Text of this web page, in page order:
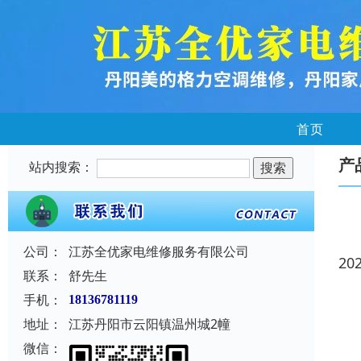
首页
站内搜索：
公司：
江苏全优家电维修服务有限公司
联系：
舒先生
手机：
18136781119
地址：
江苏丹阳市云阳镇温州城2幢
微信：
产